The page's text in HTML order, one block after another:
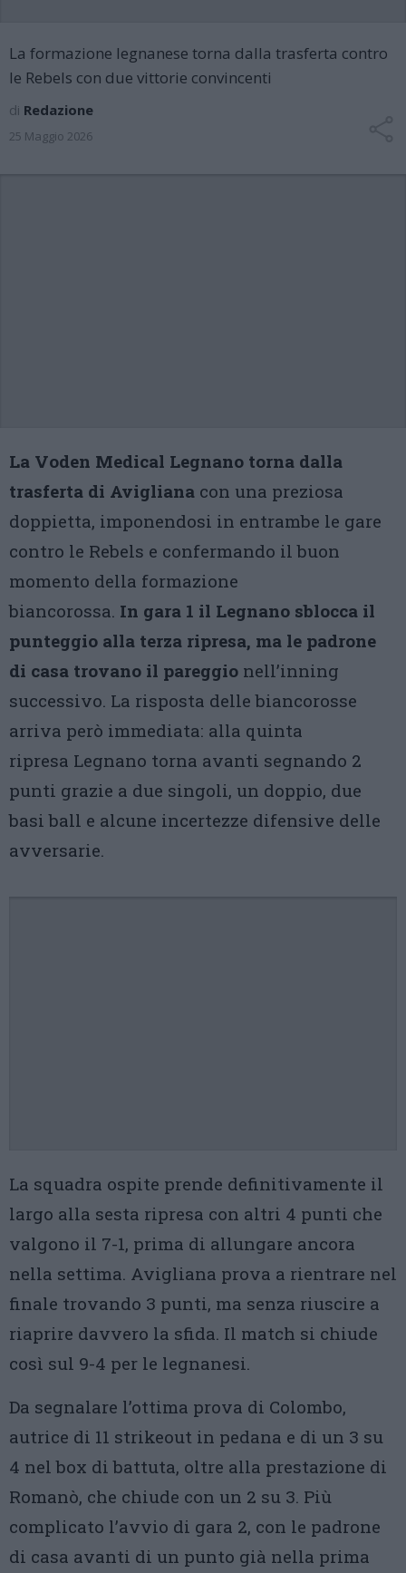
La formazione legnanese torna dalla trasferta contro
le Rebels con due vittorie convincenti
di Redazione
25 Maggio 2026
La Voden Medical Legnano torna dalla
trasferta di Avigliana con una preziosa
doppietta, imponendosi in entrambe le gare
contro le Rebels e confermando il buon
momento della formazione
biancorossa. In gara 1 il Legnano sblocca il
punteggio alla terza ripresa, ma le padrone
di casa trovano il pareggio nell’inning
successivo. La risposta delle biancorosse
arriva però immediata: alla quinta
ripresa Legnano torna avanti segnando 2
punti grazie a due singoli, un doppio, due
basi ball e alcune incertezze difensive delle
avversarie.
La squadra ospite prende definitivamente il
largo alla sesta ripresa con altri 4 punti che
valgono il 7-1, prima di allungare ancora
nella settima. Avigliana prova a rientrare nel
finale trovando 3 punti, ma senza riuscire a
riaprire davvero la sfida. Il match si chiude
così sul 9-4 per le legnanesi.
Da segnalare l’ottima prova di Colombo,
autrice di 11 strikeout in pedana e di un 3 su
4 nel box di battuta, oltre alla prestazione di
Romanò, che chiude con un 2 su 3. Più
complicato l’avvio di gara 2, con le padrone
di casa avanti di un punto già nella prima